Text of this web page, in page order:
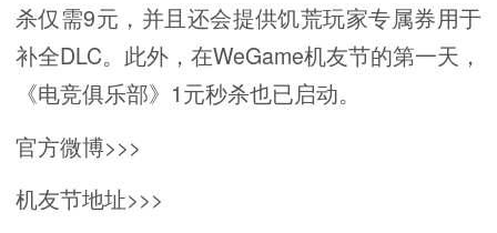
杀仅需9元，并且还会提供饥荒玩家专属券用于
补全DLC。此外，在WeGame机友节的第一天，
《电竞俱乐部》1元秒杀也已启动。
官方微博>>>
机友节地址>>>